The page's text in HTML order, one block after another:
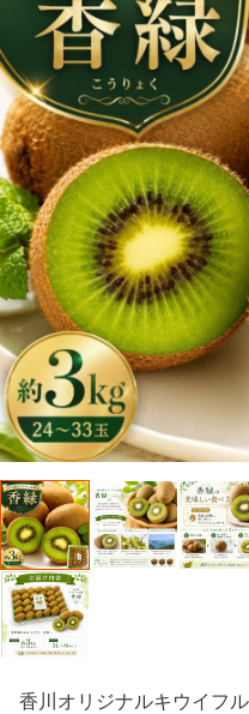
香川オリジナルキウイフ